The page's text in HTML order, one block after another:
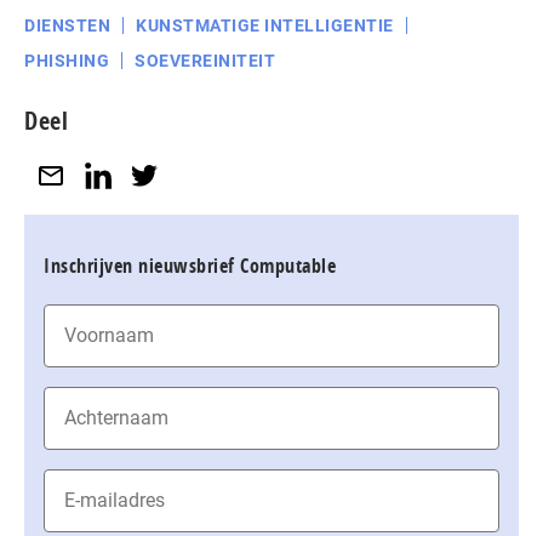
DIENSTEN
KUNSTMATIGE INTELLIGENTIE
PHISHING
SOEVEREINITEIT
Deel
Inschrijven nieuwsbrief Computable